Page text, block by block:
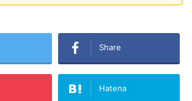
Share
Hatena